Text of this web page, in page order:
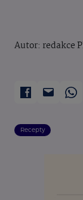
Autor: redakce
Recepty